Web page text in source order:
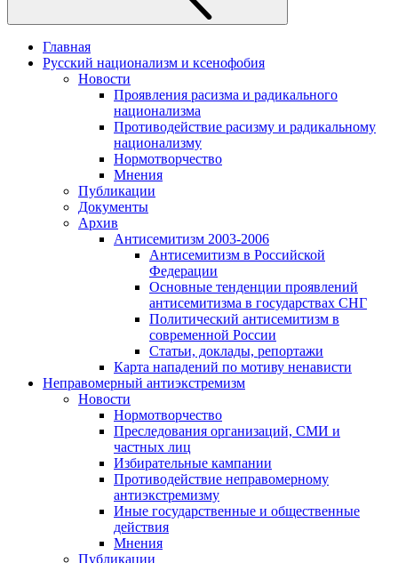
Главная
Русский национализм и ксенофобия
Новости
Проявления расизма и радикального
национализма
Противодействие расизму и радикальному
национализму
Нормотворчество
Мнения
Публикации
Документы
Архив
Антисемитизм 2003-2006
Антисемитизм в Российской
Федерации
Основные тенденции проявлений
антисемитизма в государствах СНГ
Политический антисемитизм в
современной России
Статьи, доклады, репортажи
Карта нападений по мотиву ненависти
Неправомерный антиэкстремизм
Новости
Нормотворчество
Преследования организаций, СМИ и
частных лиц
Избирательные кампании
Противодействие неправомерному
антиэкстремизму
Иные государственные и общественные
действия
Мнения
Публикации